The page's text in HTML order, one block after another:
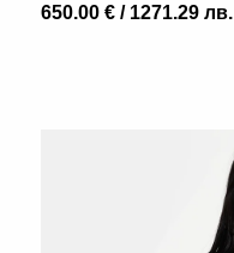
650.00 € / 1271.29 лв.